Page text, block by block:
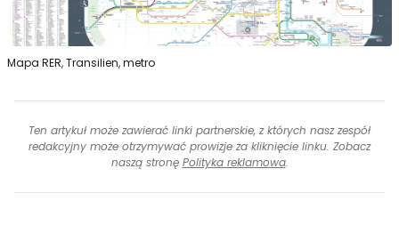
Mapa RER, Transilien, metro
Ten artykuł może zawierać linki partnerskie, z których nasz zespół
redakcyjny może otrzymywać prowizje za kliknięcie linku. Zobacz
naszą stronę Polityka reklamowa.